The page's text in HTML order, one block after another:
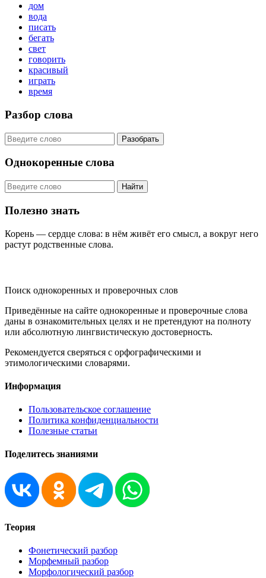
дом
вода
писать
бегать
свет
говорить
красивый
играть
время
Разбор слова
Разобрать
Однокоренные слова
Найти
Полезно знать
Корень — сердце слова: в нём живёт его смысл, а вокруг него
растут родственные слова.
Поиск однокоренных и проверочных слов
Приведённые на сайте однокоренные и проверочные слова
даны в ознакомительных целях и не претендуют на полноту
или абсолютную лингвистическую достоверность.
Рекомендуется сверяться с орфографическими и
этимологическими словарями.
Информация
Пользовательское соглашение
Политика конфиденциальности
Полезные статьи
Поделитесь знаниями
Теория
Фонетический разбор
Морфемный разбор
Морфологический разбор